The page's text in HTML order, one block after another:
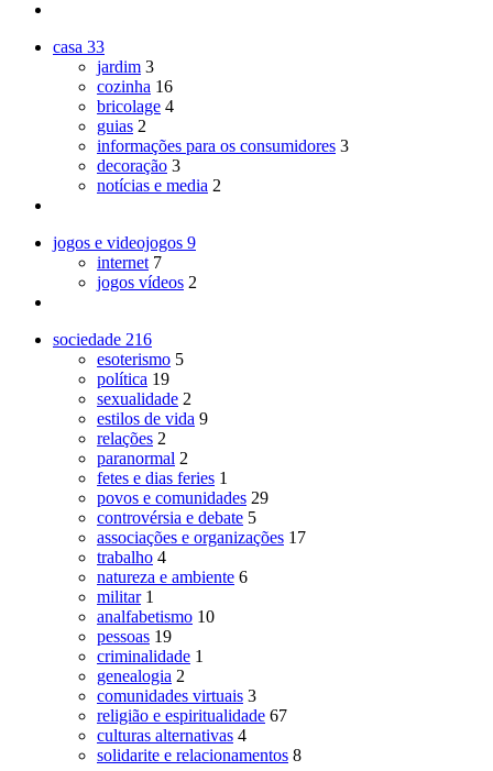
casa 33
jardim 3
cozinha 16
bricolage 4
guias 2
informações para os consumidores 3
decoração 3
notícias e media 2
jogos e videojogos 9
internet 7
jogos vídeos 2
sociedade 216
esoterismo 5
política 19
sexualidade 2
estilos de vida 9
relações 2
paranormal 2
fetes e dias feries 1
povos e comunidades 29
controvérsia e debate 5
associações e organizações 17
trabalho 4
natureza e ambiente 6
militar 1
analfabetismo 10
pessoas 19
criminalidade 1
genealogia 2
comunidades virtuais 3
religião e espiritualidade 67
culturas alternativas 4
solidarite e relacionamentos 8